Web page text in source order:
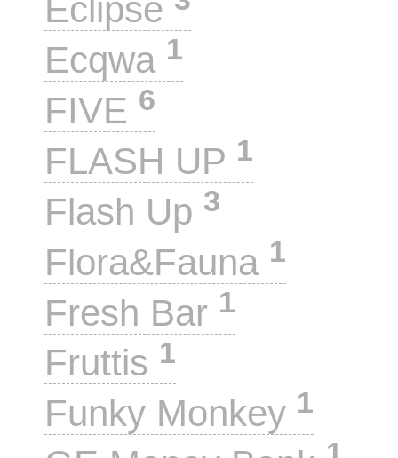
Eclipse
Ecqwa 1
FIVE 6
FLASH UP 1
Flash Up 3
Flora&Fauna 1
Fresh Bar 1
Fruttis 1
Funky Monkey 1